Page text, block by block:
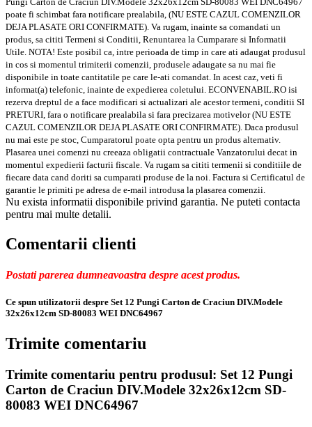
poate fi schimbat fara notificare prealabila, (NU ESTE CAZUL COMENZILOR
DEJA PLASATE ORI CONFIRMATE). Va rugam, inainte sa comandati un
produs, sa cititi Termeni si Conditii, Renuntarea la Cumparare si Informatii
Utile. NOTA! Este posibil ca, intre perioada de timp in care ati adaugat produsul
in cos si momentul trimiterii comenzii, produsele adaugate sa nu mai fie
disponibile in toate cantitatile pe care le-ati comandat. In acest caz, veti fi
informat(a) telefonic, inainte de expedierea coletului. ECONVENABIL.RO isi
rezerva dreptul de a face modificari si actualizari ale acestor termeni, conditii SI
PRETURI, fara o notificare prealabila si fara precizarea motivelor (NU ESTE
CAZUL COMENZILOR DEJA PLASATE ORI CONFIRMATE). Daca produsul
nu mai este pe stoc, Cumparatorul poate opta pentru un produs alternativ.
Plasarea unei comenzi nu creeaza obligatii contractuale Vanzatorului decat in
momentul expedierii facturii fiscale. Va rugam sa cititi termenii si conditiile de
fiecare data cand doriti sa cumparati produse de la noi. Factura si Certificatul de
garantie le primiti pe adresa de e-mail introdusa la plasarea comenzii.
Nu exista informatii disponibile privind garantia. Ne puteti contacta
pentru mai multe detalii.
Comentarii clienti
Postati parerea dumneavoastra despre acest produs.
Ce spun utilizatorii despre Set 12 Pungi Carton de Craciun DIV.Modele
32x26x12cm SD-80083 WEI DNC64967
Trimite comentariu
Trimite comentariu pentru produsul: Set 12 Pungi
Carton de Craciun DIV.Modele 32x26x12cm SD-
80083 WEI DNC64967